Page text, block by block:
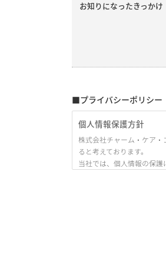
お知りになったきっかけ
■プライバシーポリシー
個人情報保護方針
株式会社チャーム・ケア
ると考えております。
当社では、個人情報の保